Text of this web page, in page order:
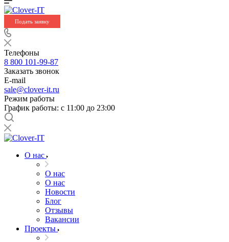
Подать заявку
Телефоны
8 800 101-99-87
Заказать звонок
E-mail
sale@clover-it.ru
Режим работы
График работы: с 11:00 до 23:00
О нас
О нас
О нас
Новости
Блог
Отзывы
Вакансии
Проекты